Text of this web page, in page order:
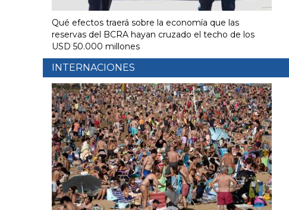
Qué efectos traerá sobre la economía que las
reservas del BCRA hayan cruzado el techo de los
USD 50.000 millones
INTERNACIONES